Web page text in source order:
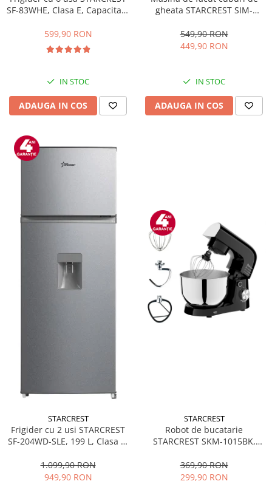
SF-83WHE, Clasa E, Capacitate
Compartiment gheata, H 85
cm, Alb
599,90 RON
IN STOC
ADAUGA IN COS
gheata STARCREST SIM-
Doua dimensiuni pentru
cuburi, Rezervor apa 1.3 l,
549,90 RON
449,90 RON
IN STOC
ADAUGA IN COS
STARCREST
Frigider cu 2 usi STARCREST
SF-204WD-SLE, 199 L, Clasa E,
Termostat Ajustabil, Usi
reversibile, H 143 cm, Argintiu
1.099,90 RON
949,90 RON
STARCREST
Robot de bucatarie
STARCREST SKM-1015BK,
Accesorii, 10 Viteze + Pulse,
Negru
369,90 RON
299,90 RON